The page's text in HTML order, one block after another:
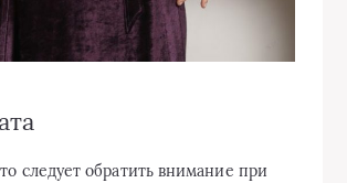
следует обратить внимание при